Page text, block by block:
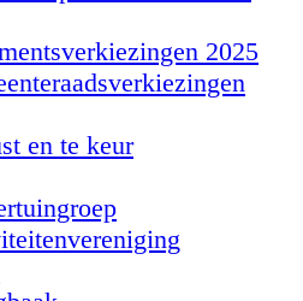
2025
te keur